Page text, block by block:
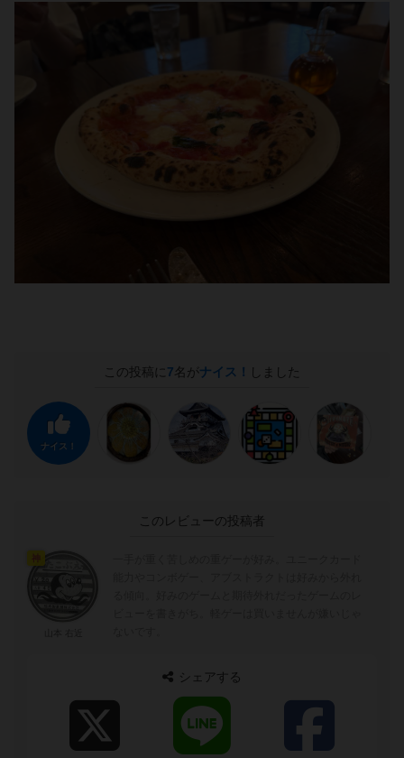
この投稿に 7名がナイス！ しました
ナイス！
このレビューの投稿者
シェアする